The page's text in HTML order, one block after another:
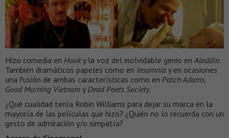
Hizo comedia en Hook y la voz del inolvidable genio en Aladdin.
También dramáticos papeles como en Insomnia y en ocasiones
una fusión de ambas características como en Patch Adams,
Good Morning Vietnam y Dead Poets Society.
¿Qué cualidad tenía Robin Williams para dejar su marca en la
mayoría de las películas que hizo? ¿Quién no lo recuerda con un
gesto de admiración y/o simpatía?